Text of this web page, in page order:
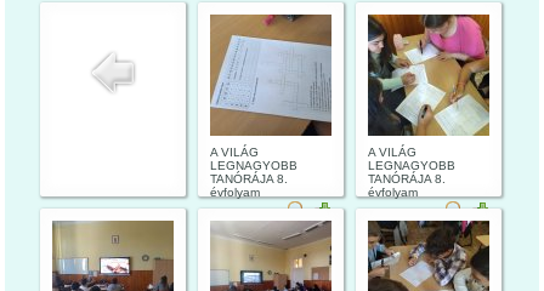
A VILÁG
LEGNAGYOBB
TANÓRÁJA 8.
évfolyam
A VILÁG
LEGNAGYOBB
TANÓRÁJA 8.
évfolyam